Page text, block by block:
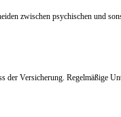
zwischen psychischen und
Versicherung. Regelmäßige